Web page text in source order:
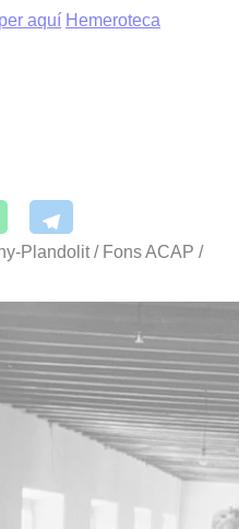
aquí Hemeroteca
Plandolit / Fons ACAP /